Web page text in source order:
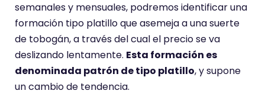
semanales y mensuales, podremos identificar una
formación tipo platillo que asemeja a una suerte
de tobogán, a través del cual el precio se va
deslizando lentamente. Esta formación es
denominada patrón de tipo platillo, y supone
un cambio de tendencia.